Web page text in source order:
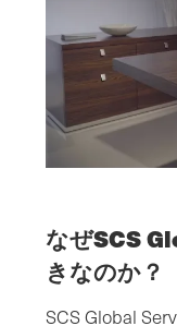
なぜSCS
きなのか？
SCS Global